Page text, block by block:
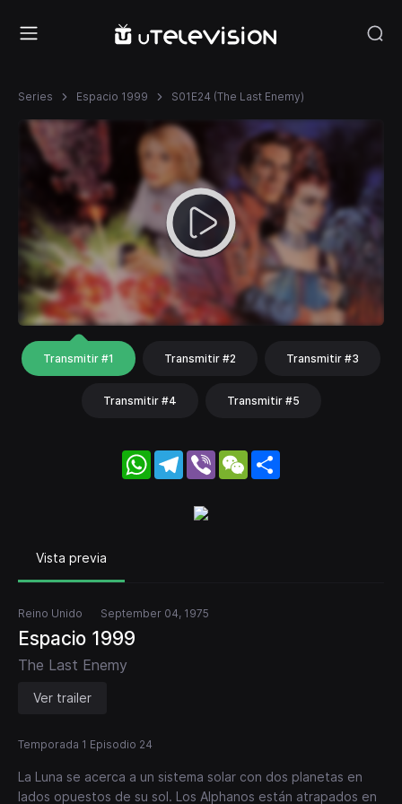
Series Espacio 1999 S01E24 (The Last Enemy)
Transmitir #1 Transmitir #2 Transmitir #3
Transmitir #4 Transmitir #5
WhatsApp
Telegram
Viber WeChat
Vista previa
Reino Unido September 04, 1975
Espacio 1999
The Last Enemy
Ver trailer
Temporada 1 Episodio 24
La Luna se acerca a un sistema solar con dos planetas en
lados opuestos de su sol. Los Alphanos están atrapados en